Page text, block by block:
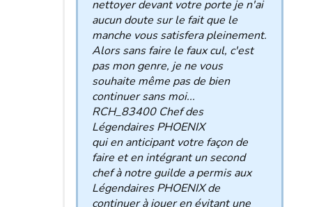
nettoyer devant votre porte je n'ai
aucun doute sur le fait que le
manche vous satisfera pleinement.
Alors sans faire le faux cul, c'est
pas mon genre, je ne vous
souhaite même pas de bien
continuer sans moi...
RCH_83400 Chef des
Légendaires PHOENIX
qui en anticipant votre façon de
faire et en intégrant un second
chef à notre guilde a permis aux
Légendaires PHOENIX de
continuer à jouer en évitant une